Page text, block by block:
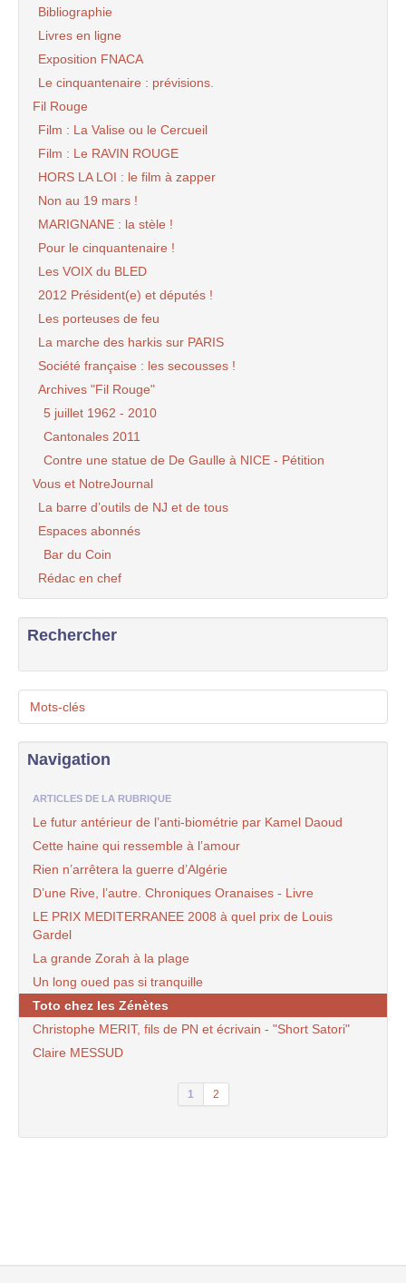
Bibliographie
Livres en ligne
Exposition FNACA
Le cinquantenaire : prévisions.
Fil Rouge
Film : La Valise ou le Cercueil
Film : Le RAVIN ROUGE
HORS LA LOI : le film à zapper
Non au 19 mars !
MARIGNANE : la stèle !
Pour le cinquantenaire !
Les VOIX du BLED
2012 Président(e) et députés !
Les porteuses de feu
La marche des harkis sur PARIS
Société française : les secousses !
Archives "Fil Rouge"
5 juillet 1962 - 2010
Cantonales 2011
Contre une statue de De Gaulle à NICE - Pétition
Vous et NotreJournal
La barre d’outils de NJ et de tous
Espaces abonnés
Bar du Coin
Rédac en chef
Rechercher
Mots-clés
Navigation
ARTICLES DE LA RUBRIQUE
Le futur antérieur de l’anti-biométrie par Kamel Daoud
Cette haine qui ressemble à l’amour
Rien n’arrêtera la guerre d’Algérie
D’une Rive, l’autre. Chroniques Oranaises - Livre
LE PRIX MEDITERRANEE 2008 à quel prix de Louis
Gardel
La grande Zorah à la plage
Un long oued pas si tranquille
Toto chez les Zénètes
Christophe MERIT, fils de PN et écrivain - "Short Satori"
Claire MESSUD
1 2